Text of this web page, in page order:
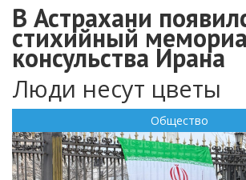
В Астрахани
стихийный
консульства Ирана
Люди несут цветы
Общество